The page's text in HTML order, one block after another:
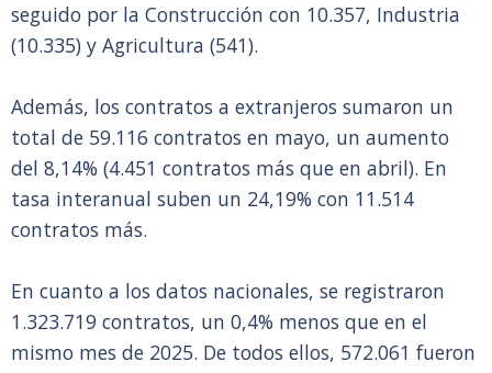
seguido por la Construcción con 10.357, Industria
(10.335) y Agricultura (541).
Además, los contratos a extranjeros sumaron un
total de 59.116 contratos en mayo, un aumento
del 8,14% (4.451 contratos más que en abril). En
tasa interanual suben un 24,19% con 11.514
contratos más.
En cuanto a los datos nacionales, se registraron
1.323.719 contratos, un 0,4% menos que en el
mismo mes de 2025. De todos ellos, 572.061 fueron